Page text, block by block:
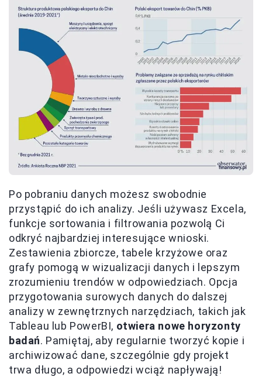
Po pobraniu danych możesz swobodnie
przystąpić do ich analizy. Jeśli używasz Excela,
funkcje sortowania i filtrowania pozwolą Ci
odkryć najbardziej interesujące wnioski.
Zestawienia zbiorcze, tabele krzyżowe oraz
grafy pomogą w wizualizacji danych i lepszym
zrozumieniu trendów w odpowiedziach. Opcja
przygotowania surowych danych do dalszej
analizy w zewnętrznych narzędziach, takich jak
Tableau lub PowerBI, otwiera nowe horyzonty
badań. Pamiętaj, aby regularnie tworzyć kopie i
archiwizować dane, szczególnie gdy projekt
trwa długo, a odpowiedzi wciąż napływają!